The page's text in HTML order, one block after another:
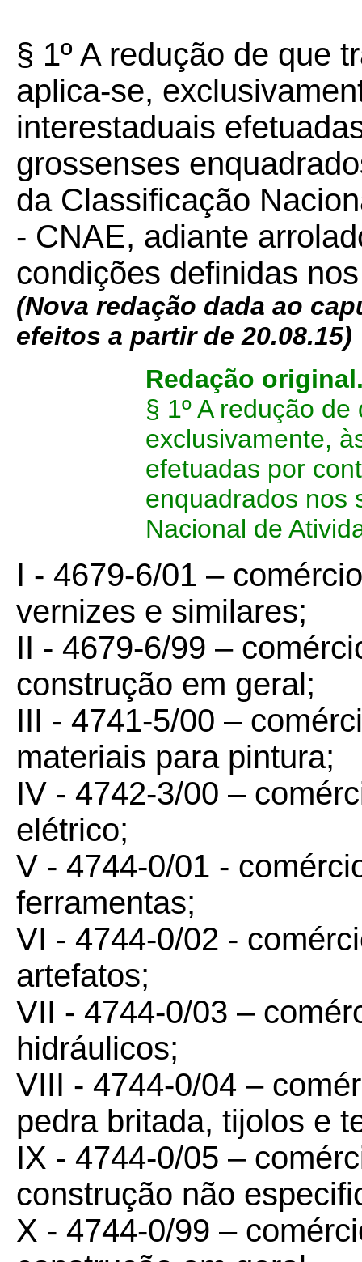
§ 1º A redução de que
aplica-se,
interestaduais
grossenses
da Classificação
- CNAE, adiante
condições definidas
(Nova redação dada ao
efeitos a partir de 20.08.15)
Redação
§ 1º A redução
exclusivamente,
efetuadas por
enquadrados nos
Nacional de
I - 4679-6/01 –
vernizes e similares;
II - 4679-6/99 –
construção em geral;
III - 4741-5/00 –
materiais para pintura;
IV - 4742-3/00 –
elétrico;
V - 4744-0/01 -
ferramentas;
VI - 4744-0/02 -
artefatos;
VII - 4744-0/03 –
hidráulicos;
VIII - 4744-0/04 –
pedra britada, tijolos e
IX - 4744-0/05 –
construção não
X - 4744-0/99 –